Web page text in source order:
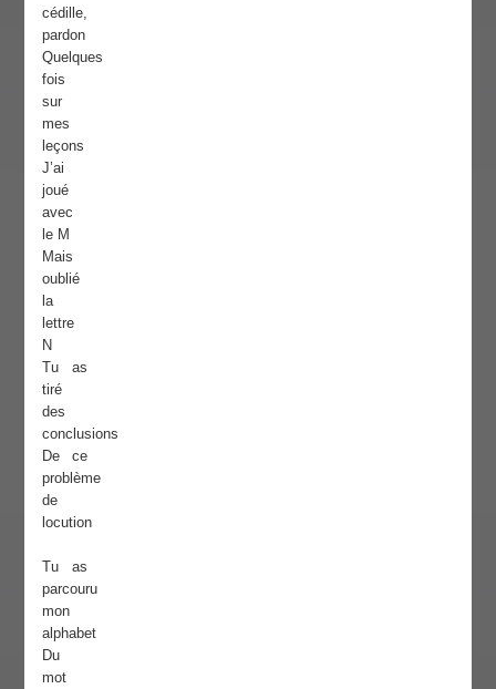
cédille,
pardon
Quelques
fois
sur
mes
leçons
J’ai
joué
avec
le M
Mais
oublié
la
lettre
N
Tu as
tiré
des
conclusions
De ce
problème
de
locution
Tu as
parcouru
mon
alphabet
Du
mot